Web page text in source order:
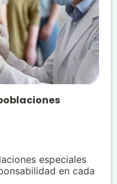
especiales
en cada